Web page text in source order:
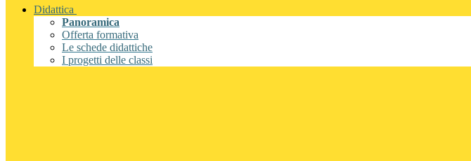
Didattica
Panoramica
Offerta formativa
Le schede didattiche
I progetti delle classi